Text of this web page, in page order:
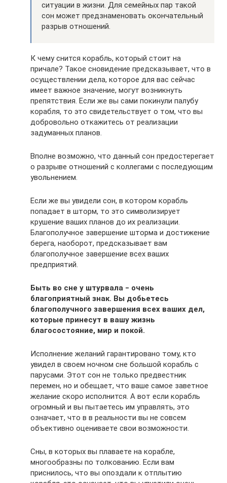
ситуации в жизни. Для семейных пар такой
сон может предзнаменовать окончательный
разрыв отношений.
К чему снится корабль, который стоит на
причале? Такое сновидение предсказывает, что в
осуществлении дела, которое для вас сейчас
имеет важное значение, могут возникнуть
препятствия. Если же вы сами покинули палубу
корабля, то это свидетельствует о том, что вы
добровольно откажитесь от реализации
задуманных планов.
Вполне возможно, что данный сон предостерегает
о разрыве отношений с коллегами с последующим
увольнением.
Если же вы увидели сон, в котором корабль
попадает в шторм, то это символизирует
крушение ваших планов до их реализации.
Благополучное завершение шторма и достижение
берега, наоборот, предсказывает вам
благополучное завершение всех ваших
предприятий.
Быть во сне у штурвала ‒ очень
благоприятный знак. Вы добьетесь
благополучного завершения всех ваших дел,
которые принесут в вашу жизнь
благосостояние, мир и покой.
Исполнение желаний гарантировано тому, кто
увидел в своем ночном сне большой корабль с
парусами. Этот сон не только предвестник
перемен, но и обещает, что ваше самое заветное
желание скоро исполнится. А вот если корабль
огромный и вы пытаетесь им управлять, это
означает, что в в реальности вы не совсем
объективно оцениваете свои возможности.
Сны, в которых вы плаваете на корабле,
многообразны по толкованию. Если вам
приснилось, что вы опоздали к отплытию